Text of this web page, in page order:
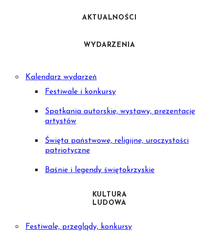
AKTUALNOŚCI
WYDARZENIA
Kalendarz wydarzeń
Festiwale i konkursy
Spotkania autorskie, wystawy, prezentacje
artystów
Święta państwowe, religijne, uroczystości
patriotyczne
Baśnie i legendy świętokrzyskie
KULTURA
LUDOWA
Festiwale, przeglądy, konkursy